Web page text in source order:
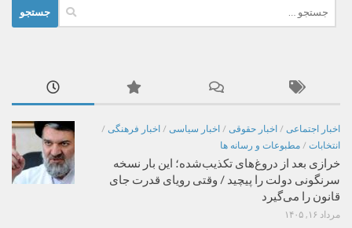
برای:
اخبار اجتماعی / اخبار حقوقی / اخبار سیاسی / اخبار فرهنگی /
انتخابات / مطبوعات و رسانه ها
خرازی بعد از دروغ‌های تکذیب‌شده؛ این بار نسخه
سرنگونی دولت را پیچید / وقتی رویای قدرت جای
قانون را می‌گیرد
مرداد ۱۶, ۱۴۰۵